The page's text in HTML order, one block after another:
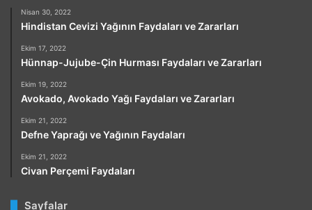
Nisan 30, 2022
Hindistan Cevizi Yağının Faydaları ve Zararları
Ekim 17, 2022
Hünnap-Jujube-Çin Hurması Faydaları ve Zararları
Ekim 19, 2022
Avokado, Avokado Yağı Faydaları ve Zararları
Ekim 21, 2022
Defne Yaprağı ve Yağının Faydaları
Ekim 21, 2022
Civan Perçemi Faydaları
Sayfalar